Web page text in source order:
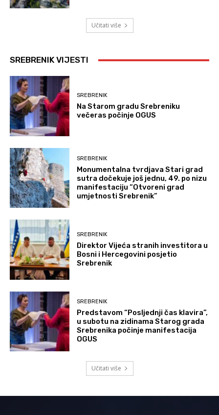
Učitati više
SREBRENIK VIJESTI
SREBRENIK
Na Starom gradu Srebreniku
večeras počinje OGUS
SREBRENIK
Monumentalna tvrdjava Stari grad
sutra dočekuje još jednu, 49. po nizu
manifestaciju “Otvoreni grad
umjetnosti Srebrenik”
SREBRENIK
Direktor Vijeća stranih investitora u
Bosni i Hercegovini posjetio
Srebrenik
SREBRENIK
Predstavom “Posljednji čas klavira”,
u subotu na zidinama Starog grada
Srebrenika počinje manifestacija
OGUS
Učitati više